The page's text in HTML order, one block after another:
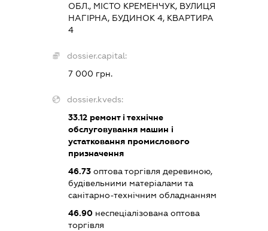
ОБЛ., МІСТО КРЕМЕНЧУК, ВУЛИЦЯ
НАГІРНА, БУДИНОК 4, КВАРТИРА
4
dossier.capital:
7 000 грн.
dossier.kveds:
33.12ремонт і технічне
обслуговування машин і
устатковання промислового
призначення
46.73оптова торгівля деревиною,
будівельними матеріалами та
санітарно-технічним обладнанням
46.90неспеціалізована оптова
торгівля